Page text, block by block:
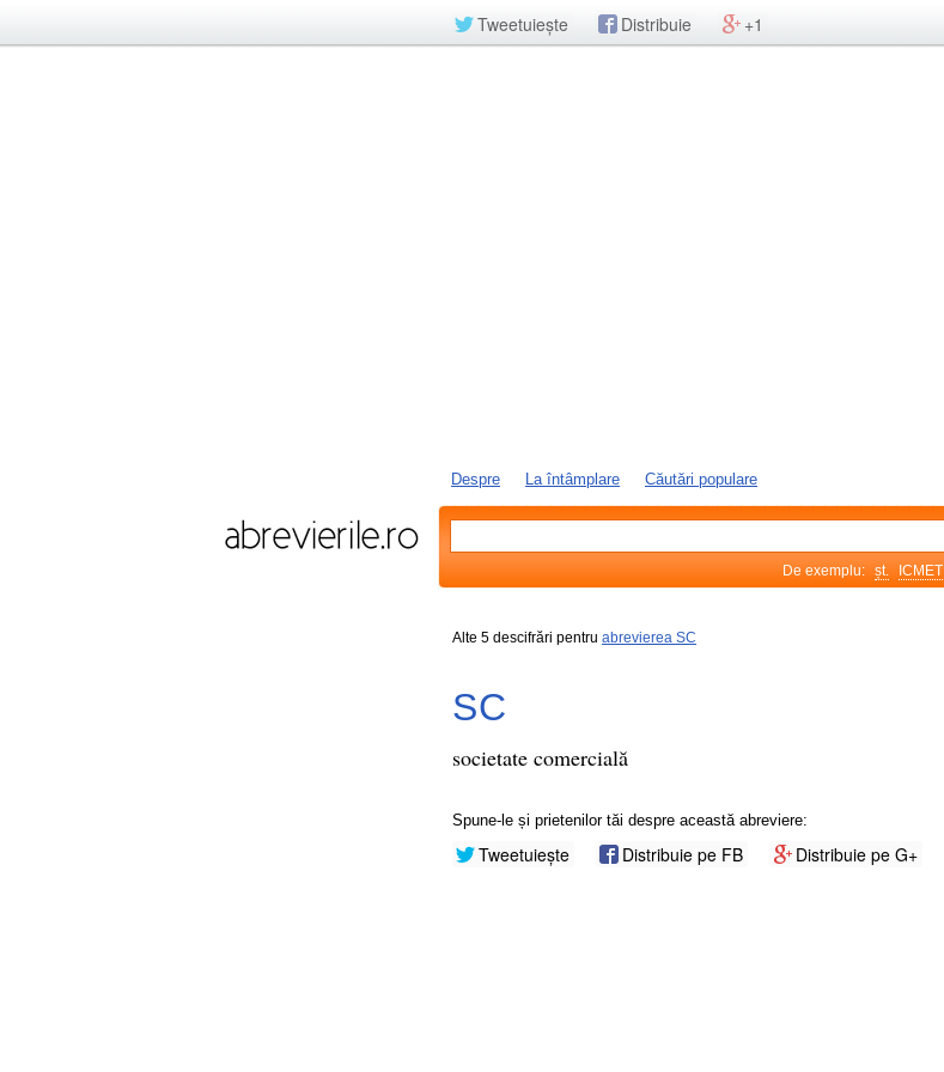
Tweetuiește Distribuie +1
Despre La întâmplare Căutări populare
De exemplu: șt. ICMET
Alte 5 descifrări pentru abrevierea SC
SC
societate comercială
Spune-le și prietenilor tăi despre această abreviere:
Tweetuiește Distribuie pe FB Distribuie pe G+